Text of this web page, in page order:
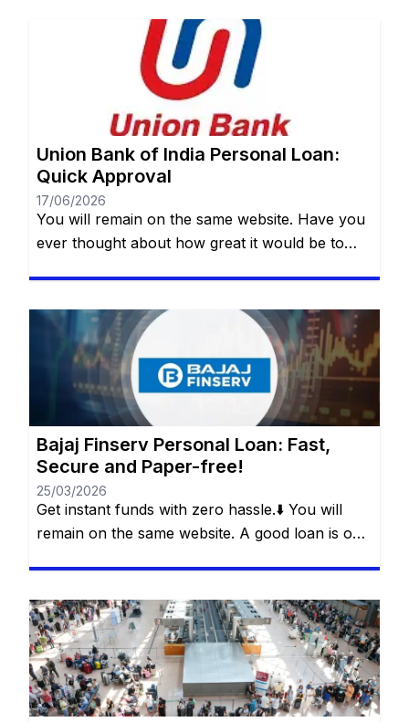
Union Bank of India Personal Loan:
Quick Approval
17/06/2026
You will remain on the same website. Have you
ever thought about how great it would be to
dream come true or dealing with an unexpected
event? Whether it’s for a special trip, a wedding,
medical treatment or even […]
Bajaj Finserv Personal Loan: Fast,
Secure and Paper-free!
25/03/2026
Get instant funds with zero hassle.⬇️ You will
remain on the same website. A good loan is one
offers: a smart loan, with flexibility in
withdrawals, control over payments and
freedom for the customer to decide how and
[…]